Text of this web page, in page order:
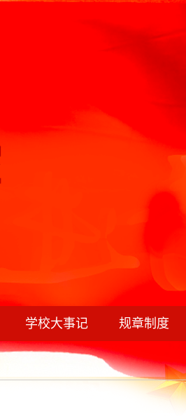
学校大事记 规章制度